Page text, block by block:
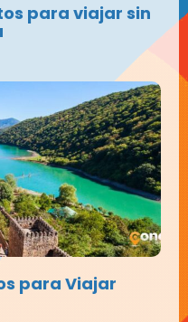
para viajar sin
para Viajar